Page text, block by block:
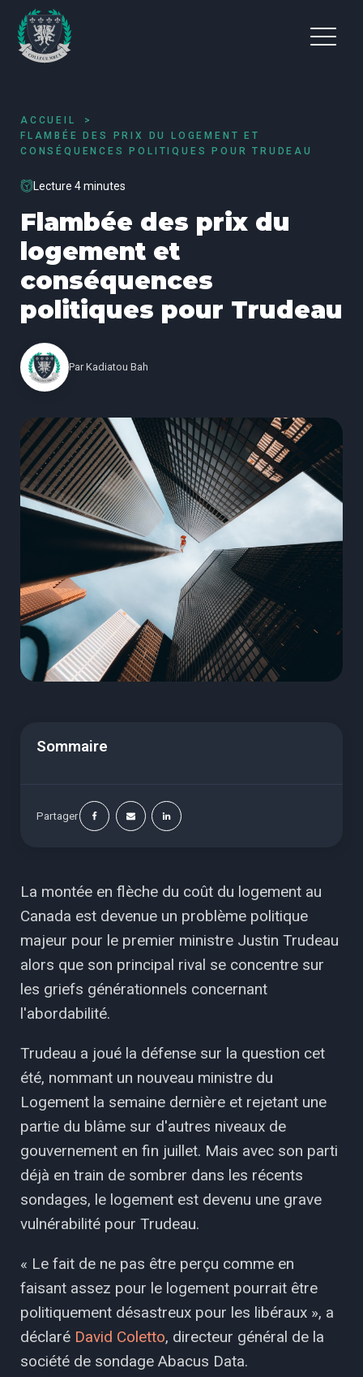
ACCUEIL
FLAMBÉE DES PRIX DU LOGEMENT ET
CONSÉQUENCES POLITIQUES POUR TRUDEAU
Lecture 4 minutes
Flambée des prix du
logement et
conséquences
politiques pour Trudeau
Par Kadiatou Bah
Sommaire
Partager
La montée en flèche du coût du logement au
Canada est devenue un problème politique
majeur pour le premier ministre Justin Trudeau
alors que son principal rival se concentre sur
les griefs générationnels concernant
l'abordabilité.
Trudeau a joué la défense sur la question cet
été, nommant un nouveau ministre du
Logement la semaine dernière et rejetant une
partie du blâme sur d'autres niveaux de
gouvernement en fin juillet. Mais avec son parti
déjà en train de sombrer dans les récents
sondages, le logement est devenu une grave
vulnérabilité pour Trudeau.
« Le fait de ne pas être perçu comme en
faisant assez pour le logement pourrait être
politiquement désastreux pour les libéraux », a
déclaré David Coletto, directeur général de la
société de sondage Abacus Data.